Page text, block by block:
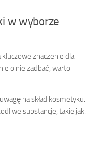
w wyborze
kluczowe znaczenie dla
o nie zadbać, warto
na skład kosmetyku.
substancje, takie jak: